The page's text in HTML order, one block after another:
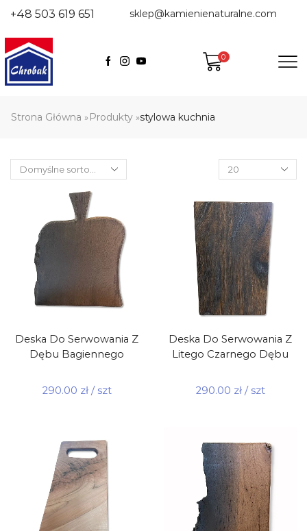
+48 503 619 651 sklep@kamienienaturalne.com
0
Strona Główna »Produkty »stylowa kuchnia
Products
per
Deska Do Serwowania Z
Dębu Bagiennego
290.00 zł / szt
Deska Do Serwowania Z
Litego Czarnego Dębu
290.00 zł / szt